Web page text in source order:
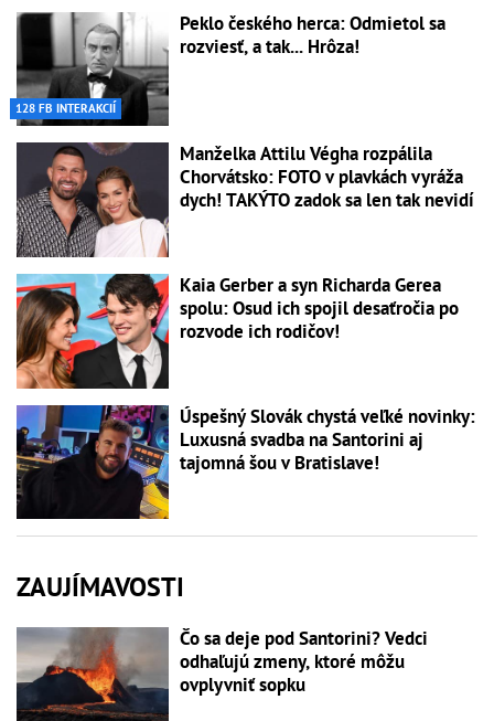
128 FB INTERAKCIÍ
Peklo českého herca: Odmietol sa
rozviesť, a tak... Hrôza!
Manželka Attilu Végha rozpálila
Chorvátsko: FOTO v plavkách vyráža
dych! TAKÝTO zadok sa len tak nevidí
Kaia Gerber a syn Richarda Gerea
spolu: Osud ich spojil desaťročia po
rozvode ich rodičov!
Úspešný Slovák chystá veľké novinky:
Luxusná svadba na Santorini aj
tajomná šou v Bratislave!
ZAUJÍMAVOSTI
Čo sa deje pod Santorini? Vedci
odhaľujú zmeny, ktoré môžu
ovplyvniť sopku